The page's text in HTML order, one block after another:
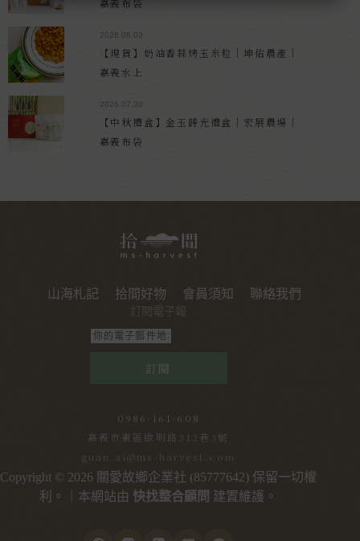
嘉義布袋
2026.08.03
【現貨】奶油香蒜烤玉米粒｜坤佑農產｜
嘉義水上
2026.07.30
【中秋禮盒】金玉蒔光禮盒｜宏展農場｜
嘉義布袋
山海札記 拾間好物 會員須知 聯絡我們
訂閱電子報
訂閱
0986-161-608
嘉義市東區啟明路312巷3號
guan.ai@ms-harvest.com
Copyright © 2026 關愛故鄉企業社 (85777642) 保留一切權
利。｜本網站由 快找整合顧問 建置維護。